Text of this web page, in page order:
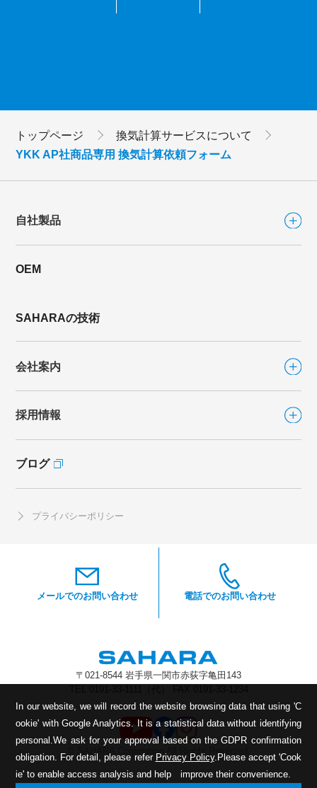
トップページ
換気計算サービスについて
YKK AP社商品専用 換気計算依頼フォーム
メールでのお問い合わせ 電話でのお問い合わせ
〒021-8544 岩手県一関市赤荻字亀田143
自社製品
自社製品TOP
シリーズから選ぶ
ブレスシリーズ
ルーバーブレス
湯快ルーバーブレス
ツーキガラリ
可動ガラリAF （オールフリー）
OEM
SAHARAの技術
会社案内
会社案内TOP
社長あいさつ
沿革
採用情報
採用情報TOP
営業職
ブログ
プライバシーポリシー
In our website, we will record the website browsing data that using 'C
ookie' with Google Analytics. It is a statistical data without identifying
personal.We ask for your approval based on the GDPR confirmation
obligation. For detail, please refer Privacy Policy. Please accept 'Cook
ie' to enable access analysis and help improve their convenience.
In our website, we will record the website browsing data that using 'C
ookie' with Google Analytics. It is a statistical data without identifying
personal.We ask for your approval based on the GDPR confirmation
obligation. For detail, please refer Privacy Policy. Please accept 'Cook
ie' to enable access analysis and help improve their convenience.